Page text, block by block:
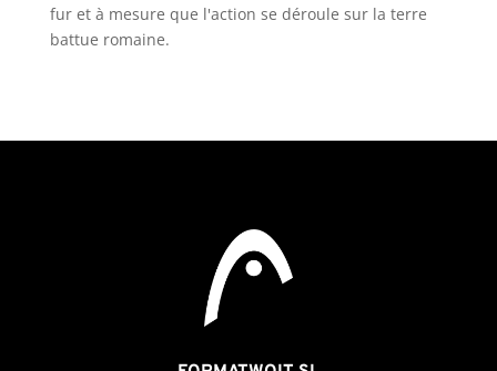
fur et à mesure que l'action se déroule sur la terre
battue romaine.